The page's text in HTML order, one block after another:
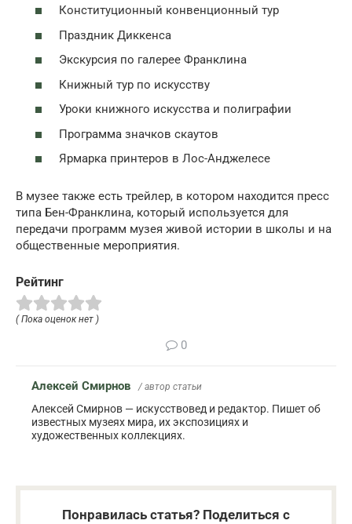
Конституционный конвенционный тур
Праздник Диккенса
Экскурсия по галерее Франклина
Книжный тур по искусству
Уроки книжного искусства и полиграфии
Программа значков скаутов
Ярмарка принтеров в Лос-Анджелесе
В музее также есть трейлер, в котором находится пресс
типа Бен-Франклина, который используется для
передачи программ музея живой истории в школы и на
общественные мероприятия.
Рейтинг
( Пока оценок нет )
0
Алексей Смирнов / автор статьи
Алексей Смирнов — искусствовед и редактор. Пишет об
известных музеях мира, их экспозициях и
художественных коллекциях.
Понравилась статья? Поделиться с